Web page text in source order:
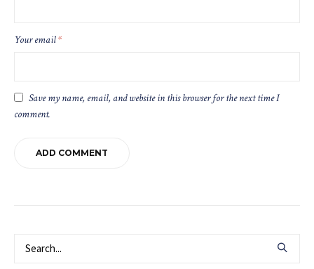
Your email*
Save my name, email, and website in this browser for the next time I
comment.